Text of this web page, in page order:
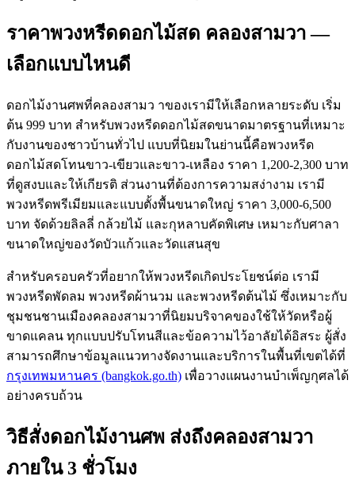
ราคาพวงหรีดดอกไม้สด คลองสามวา —
เลือกแบบไหนดี
ดอกไม้งานศพที่คลองสามว าของเรามีให้เลือกหลายระดับ เริ่ม
ต้น 999 บาท สำหรับพวงหรีดดอกไม้สดขนาดมาตรฐานที่เหมาะ
กับงานของชาวบ้านทั่วไป แบบที่นิยมในย่านนี้คือพวงหรีด
ดอกไม้สดโทนขาว-เขียวและขาว-เหลือง ราคา 1,200-2,300 บาท
ที่ดูสงบและให้เกียรติ ส่วนงานที่ต้องการความสง่างาม เรามี
พวงหรีดพรีเมียมและแบบตั้งพื้นขนาดใหญ่ ราคา 3,000-6,500
บาท จัดด้วยลิลลี่ กล้วยไม้ และกุหลาบคัดพิเศษ เหมาะกับศาลา
ขนาดใหญ่ของวัดบัวแก้วและวัดแสนสุข
สำหรับครอบครัวที่อยากให้พวงหรีดเกิดประโยชน์ต่อ เรามี
พวงหรีดพัดลม พวงหรีดผ้านวม และพวงหรีดต้นไม้ ซึ่งเหมาะกับ
ชุมชนชานเมืองคลองสามวาที่นิยมบริจาคของใช้ให้วัดหรือผู้
ขาดแคลน ทุกแบบปรับโทนสีและข้อความไว้อาลัยได้อิสระ ผู้สั่ง
สามารถศึกษาข้อมูลแนวทางจัดงานและบริการในพื้นที่เขตได้ที่
กรุงเทพมหานคร (bangkok.go.th) เพื่อวางแผนงานบำเพ็ญกุศลได้
อย่างครบถ้วน
วิธีสั่งดอกไม้งานศพ ส่งถึงคลองสามวา
ภายใน 3 ชั่วโมง